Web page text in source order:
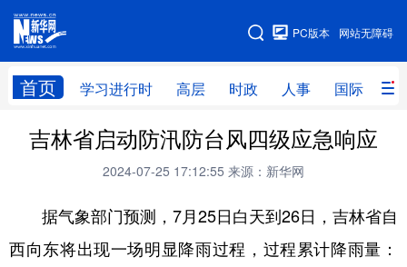
网站无障碍
PC版本
首页 学习进行时 高层 时政 人事 国际 财
网站地图
学习进行时 高层 时政 人事
财经 网评
台湾 思客智库 全球连线 教育
科技 科创 量子 体育
吉林省启动防汛防台风四级应急响应
2024-07-25 17:12:55 来源：新华网
据气象部门预测，7月25日白天到26日，吉林省自
西向东将出现一场明显降雨过程，过程累计降雨量：